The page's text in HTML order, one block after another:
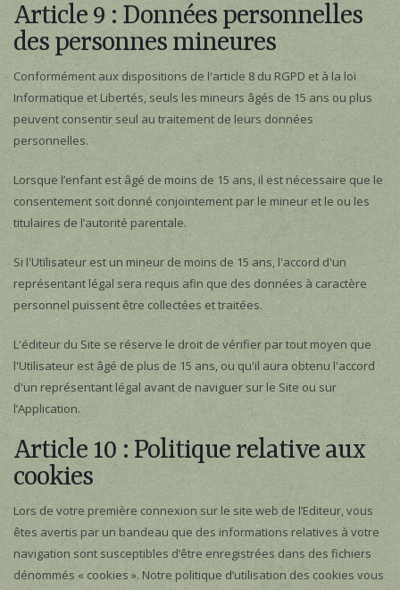
Article 9 : Données personnelles
des personnes mineures
Conformément aux dispositions de l'article 8 du RGPD et à la loi
Informatique et Libertés, seuls les mineurs âgés de 15 ans ou plus
peuvent consentir seul au traitement de leurs données
personnelles.
Lorsque l’enfant est âgé de moins de 15 ans, il est nécessaire que le
consentement soit donné conjointement par le mineur et le ou les
titulaires de l’autorité parentale.
Si l'Utilisateur est un mineur de moins de 15 ans, l'accord d'un
représentant légal sera requis afin que des données à caractère
personnel puissent être collectées et traitées.
L'éditeur du Site se réserve le droit de vérifier par tout moyen que
l'Utilisateur est âgé de plus de 15 ans, ou qu'il aura obtenu l'accord
d'un représentant légal avant de naviguer sur le Site ou sur
l’Application.
Article 10 : Politique relative aux
cookies
Lors de votre première connexion sur le site web de l’Editeur, vous
êtes avertis par un bandeau que des informations relatives à votre
navigation sont susceptibles d’être enregistrées dans des fichiers
dénommés « cookies ». Notre politique d’utilisation des cookies vous